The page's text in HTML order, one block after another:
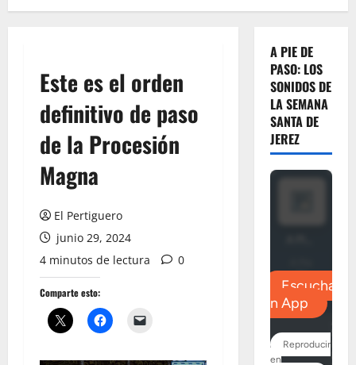
Este es el orden
definitivo de paso
de la Procesión
Magna
El Pertiguero
junio 29, 2024
4 minutos de lectura
0
Comparte esto:
A PIE DE
PASO: LOS
SONIDOS DE
LA SEMANA
SANTA DE
JEREZ